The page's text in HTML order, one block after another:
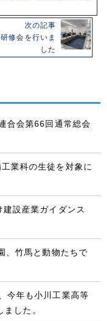
次の記事
修会を行いま
した
会第66回通常総会
業科の生徒を対象に
設産業ガイダンス
竹馬と動物たちで
年も小川工業高等
した。